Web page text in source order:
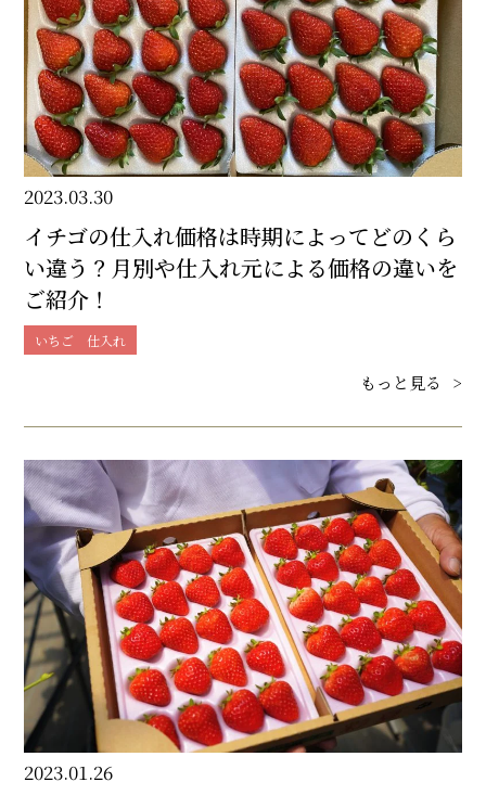
2023.03.30
イチゴの仕入れ価格は時期によってどのくら
い違う？月別や仕入れ元による価格の違いを
ご紹介！
いちご 仕入れ
もっと見る >
2023.01.26